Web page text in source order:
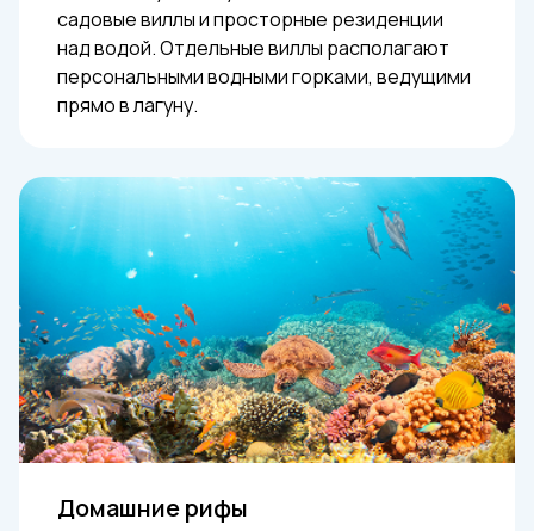
садовые виллы и просторные резиденции
над водой. Отдельные виллы располагают
персональными водными горками, ведущими
прямо в лагуну.
Домашние рифы